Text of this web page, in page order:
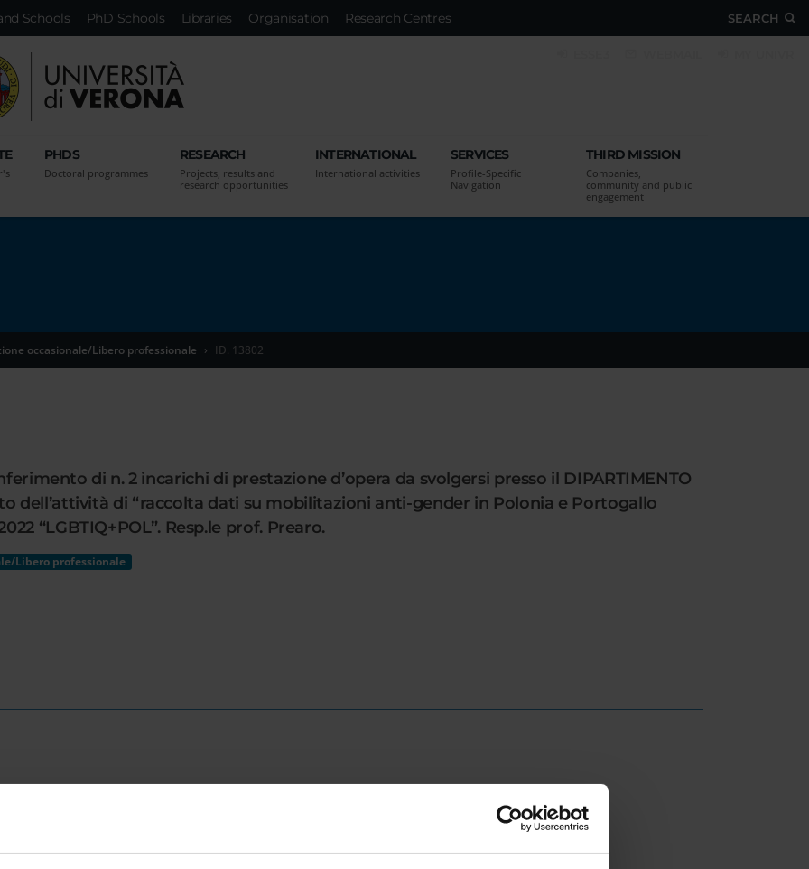
SEARCH
Schools PhD Schools Libraries Organisation Research Centres
PHDS
Doctoral programmes
RESEARCH
Projects, results and
research opportunities
INTERNATIONAL
International activities
SERVICES
Profile-Specific
Navigation
THIRD MISSION
Companies,
community and public
engagement
occasionale/Libero professionale ID. 13802
di n. 2 incarichi di prestazione d’opera da svolgersi presso il DIPARTIMENTO
dell’attività di “raccolta dati su mobilitazioni anti-gender in Polonia e Portogallo
“LGBTIQ+POL”. Resp.le prof. Prearo.
Libero professionale